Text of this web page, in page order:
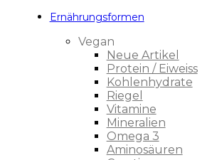
Ernährungsformen
Vegan
Neue Artikel
Protein / Eiweiss
Kohlenhydrate
Riegel
Vitamine
Mineralien
Omega 3
Aminosäuren